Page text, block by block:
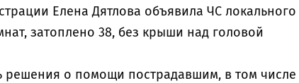
Елена Дятлова объявила ЧС локального
затоплено 38, без крыши над головой
решения о помощи пострадавшим, в том числе